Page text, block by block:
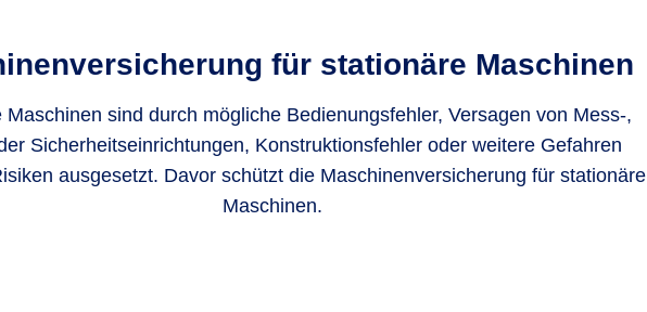
für stationäre Maschinen
Maschinen sind durch mögliche Bedienungsfehler, Versagen von Mess-,
Sicherheitseinrichtungen, Konstruktionsfehler oder weitere Gefahren
ausgesetzt. Davor schützt die Maschinenversicherung für stationäre
Maschinen.